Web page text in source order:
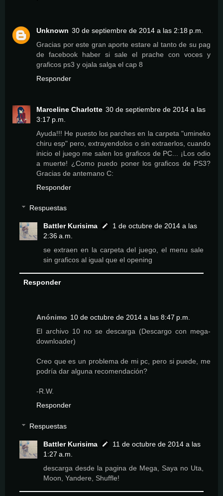
Unknown 30 de septiembre de 2014 a las 2:18 p.m.
Gracias por este gran aporte estare al tanto de su pag
de facebook haber si sale el prache con voces y
graficos ps3 y ojala salga el cap 8
Responder
Marceline Charlotte 30 de septiembre de 2014 a las
3:17 p.m.
Ayuda!!! He puesto los parches en la carpeta "umineko
chiru esp" pero, extrayendolos o sin extraerlos, cuando
inicio el juego me salen los graficos de PC... ¡Los odio
a muerte! ¿Como puedo poner los graficos de PS3?
Gracias de antemano C:
Responder
Respuestas
Battler Kurisima
1 de octubre de 2014 a las
2:36 a.m.
se extraen en la carpeta del juego, el menu sale
sin graficos al igual que el opening
Responder
Anónimo 10 de octubre de 2014 a las 8:47 p.m.
El archivo 10 no se descarga (Descargo con mega-
downloader)
Creo que es un problema de mi pc, pero si puede, me
podría dar alguna recomendación?
-R.W.
Responder
Respuestas
Battler Kurisima
11 de octubre de 2014 a las
1:27 a.m.
descarga desde la pagina de Mega, Saya no Uta,
Moon, Yandere, Shuffle!